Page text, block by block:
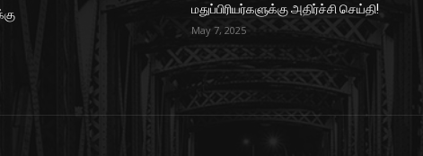
மதுப்பிரியர்களுக்கு அதிர்ச்சி செய்தி!
May 7, 2025